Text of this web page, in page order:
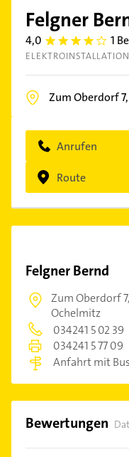
Felgner
4,0 4.0 1
Zum Oberdorf 7,
Anrufen
Route
Felgner Bernd
Zum Oberdorf 7,
Ochelmitz
034241 5 02 39
034241 5 77 09
Anfahrt mit
Bewertungen